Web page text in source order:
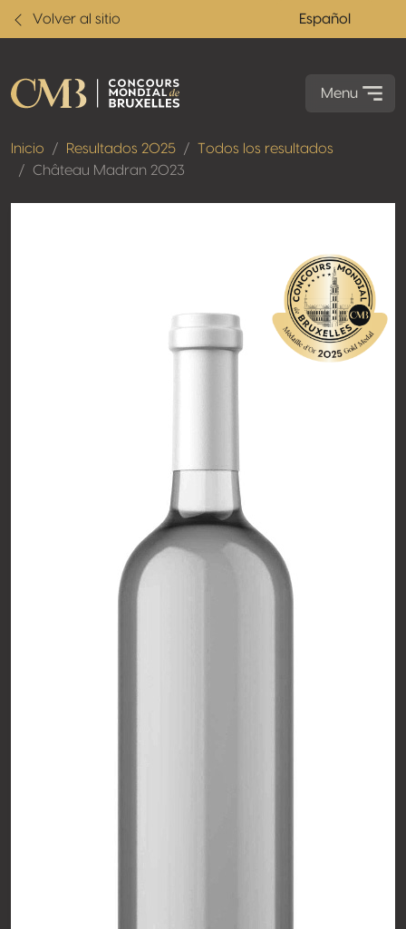
Volver al sitio Español
Menu
Inicio Resultados 2025
Todos los resultados
Château Madran 2023